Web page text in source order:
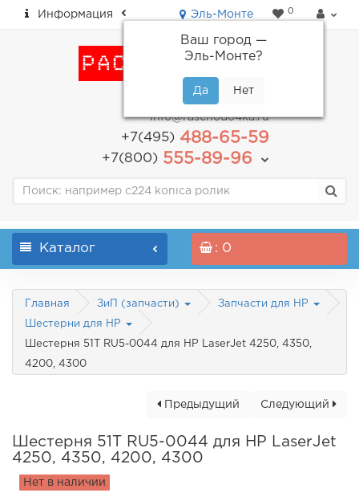
Информация Эль-Монте
Ваш город —
Эль-Монте?
0
пн-пт: с 9.00 до 18.00
info@raschodo4ka.ru
+7(495)488-65-59
+7(800)555-89-96
Каталог : 0
Главная ЗиП (запчасти) Запчасти для HP
Шестерни для HP
Шестерня 51T RU5-0044 для HP LaserJet 4250, 4350,
4200, 4300
Следующий
Предыдущий
Шестерня 51T RU5-0044 для HP LaserJet
4250, 4350, 4200, 4300
Нет в наличии